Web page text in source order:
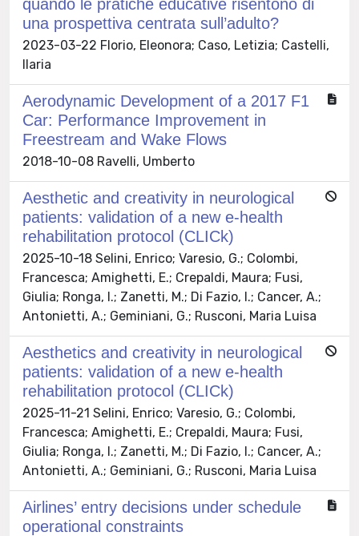
quando le pratiche educative risentono di
una prospettiva centrata sull’adulto?
2023-03-22 Florio, Eleonora; Caso, Letizia; Castelli,
Ilaria
Aerodynamic Development of a 2017 F1
Car: Performance Improvement in
Freestream and Wake Flows
2018-10-08 Ravelli, Umberto
Aesthetic and creativity in neurological
patients: validation of a new e-health
rehabilitation protocol (CLICk)
2025-10-18 Selini, Enrico; Varesio, G.; Colombi,
Francesca; Amighetti, E.; Crepaldi, Maura; Fusi,
Giulia; Ronga, I.; Zanetti, M.; Di Fazio, I.; Cancer, A.;
Antonietti, A.; Geminiani, G.; Rusconi, Maria Luisa
Aesthetics and creativity in neurological
patients: validation of a new e-health
rehabilitation protocol (CLICk)
2025-11-21 Selini, Enrico; Varesio, G.; Colombi,
Francesca; Amighetti, E.; Crepaldi, Maura; Fusi,
Giulia; Ronga, I.; Zanetti, M.; Di Fazio, I.; Cancer, A.;
Antonietti, A.; Geminiani, G.; Rusconi, Maria Luisa
Airlines’ entry decisions under schedule
operational constraints